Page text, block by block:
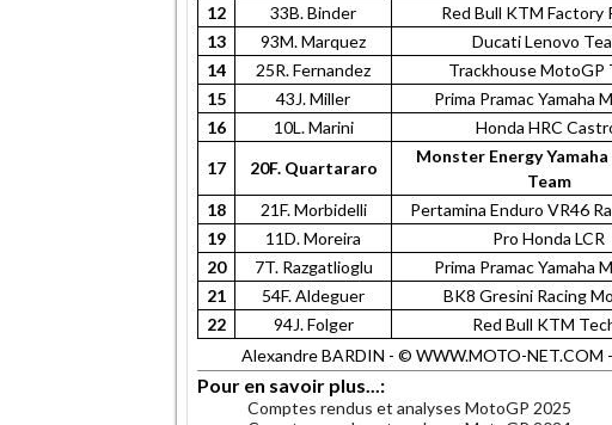
12
33B. Binder Red Bull KTM Factory
13
93M. Marquez Ducati Lenovo
14
25R. Fernandez Trackhouse MotoGP
15
43J. Miller Prima Pramac Yamaha
16
10L. Marini Honda HRC
17
20F. Quartararo
Monster Energy
Team
18 21F. Morbidelli Pertamina Enduro VR46
19
11D. Moreira Pro Honda LCR
20
7T. Razgatlioglu Prima Pramac Yamaha
21
54F. Aldeguer BK8 Gresini Racing
22
94J. Folger Red Bull KTM
Alexandre BARDIN - © WWW.MOTO-
Pour en savoir plus...:
Comptes rendus et analyses MotoGP 2025